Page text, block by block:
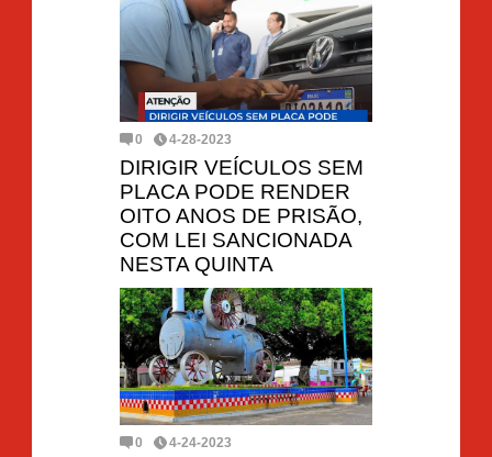
0 4-28-2023
DIRIGIR VEÍCULOS SEM
PLACA PODE RENDER
OITO ANOS DE PRISÃO,
COM LEI SANCIONADA
NESTA QUINTA
0 4-24-2023